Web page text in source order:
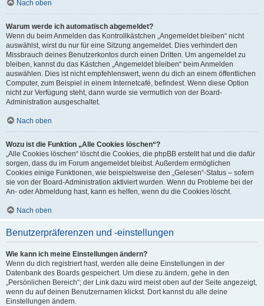
Nach oben
Warum werde ich automatisch abgemeldet?
Wenn du beim Anmelden das Kontrollkästchen „Angemeldet bleiben“ nicht
auswählst, wirst du nur für eine Sitzung angemeldet. Dies verhindert den
Missbrauch deines Benutzerkontos durch einen Dritten. Um angemeldet zu
bleiben, kannst du das Kästchen „Angemeldet bleiben“ beim Anmelden
auswählen. Dies ist nicht empfehlenswert, wenn du dich an einem öffentlichen
Computer, zum Beispiel in einem Internetcafé, befindest. Wenn diese Option
nicht zur Verfügung steht, dann wurde sie vermutlich von der Board-
Administration ausgeschaltet.
Nach oben
Wozu ist die Funktion „Alle Cookies löschen“?
„Alle Cookies löschen“ löscht die Cookies, die phpBB erstellt hat und die dafür
sorgen, dass du im Forum angemeldet bleibst. Außerdem ermöglichen
Cookies einige Funktionen, wie beispielsweise den „Gelesen“-Status – sofern
sie von der Board-Administration aktiviert wurden. Wenn du Probleme bei der
An- oder Abmeldung hast, kann es helfen, wenn du die Cookies löscht.
Nach oben
Benutzerpräferenzen und -einstellungen
Wie kann ich meine Einstellungen ändern?
Wenn du dich registriert hast, werden alle deine Einstellungen in der
Datenbank des Boards gespeichert. Um diese zu ändern, gehe in den
„Persönlichen Bereich“; der Link dazu wird meist oben auf der Seite angezeigt,
wenn du auf deinen Benutzernamen klickst. Dort kannst du alle deine
Einstellungen ändern.